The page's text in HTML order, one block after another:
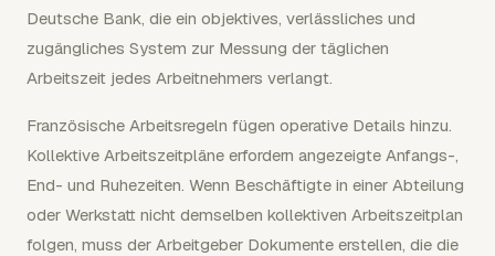
Deutsche Bank, die ein objektives, verlässliches und
zugängliches System zur Messung der täglichen
Arbeitszeit jedes Arbeitnehmers verlangt.
Französische Arbeitsregeln fügen operative Details hinzu.
Kollektive Arbeitszeitpläne erfordern angezeigte Anfangs-,
End- und Ruhezeiten. Wenn Beschäftigte in einer Abteilung
oder Werkstatt nicht demselben kollektiven Arbeitszeitplan
folgen, muss der Arbeitgeber Dokumente erstellen, die die